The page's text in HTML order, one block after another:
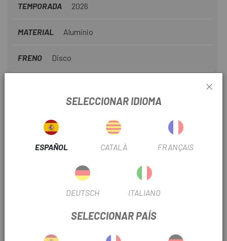
TEMPORADA 2026
MATERIAL Aluminio
FRENO Disco
Nº PIÑONES
RECORRIDO SUSPENSIÓN 100
SELECCIONAR IDIOMA
ESPAÑOL CATALÀ FRANÇAIS
DEUTSCH ITALIANO
SELECCIONAR PAÍS